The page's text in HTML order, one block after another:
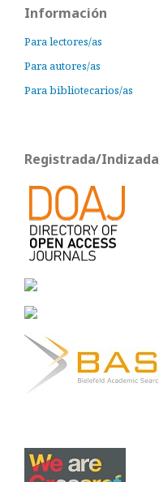
Información
Para lectores/as
Para autores/as
Para bibliotecarios/as
Registrada/Indizada